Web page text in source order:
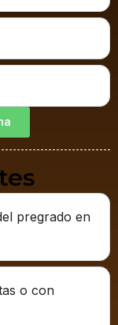
pregrado en
o con